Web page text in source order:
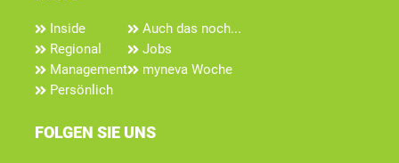
Inside
Regional
Management
Persönlich
Auch das noch...
Jobs
myneva Woche
FOLGEN SIE UNS